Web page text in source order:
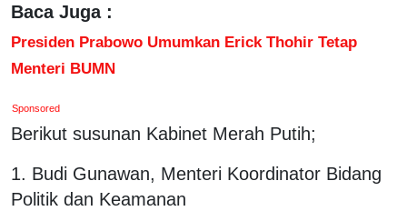
Baca Juga :
Presiden Prabowo Umumkan Erick Thohir Tetap
Menteri BUMN
Sponsored
Berikut susunan Kabinet Merah Putih;
1. Budi Gunawan, Menteri Koordinator Bidang
Politik dan Keamanan